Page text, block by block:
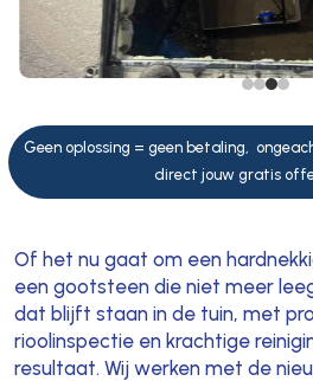
Geen oplossing = geen betaling,
direct jouw gratis
Of het nu gaat om een
een gootsteen die niet meer
dat blijft staan in de tuin, met
rioolinspectie en krachtige
resultaat. Wij werken met de